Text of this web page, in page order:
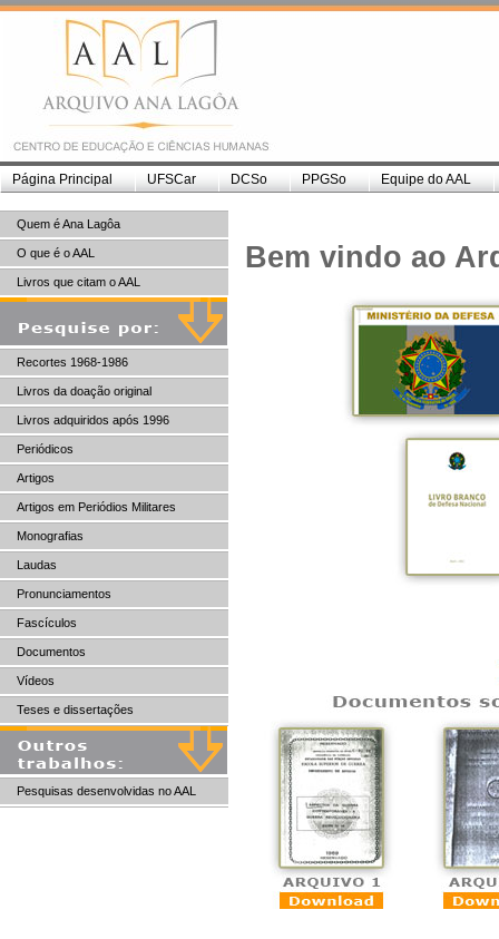
Página Principal UFSCar DCSo PPGSo Equipe do AAL
Quem é Ana Lagôa
O que é o AAL
Livros que citam o AAL
Recortes 1968-1986
Livros da doação original
Livros adquiridos após 1996
Periódicos
Artigos
Artigos em Periódios Militares
Monografias
Laudas
Pronunciamentos
Fascículos
Documentos
Vídeos
Teses e dissertações
Pesquisas desenvolvidas no AAL
Bem vindo ao